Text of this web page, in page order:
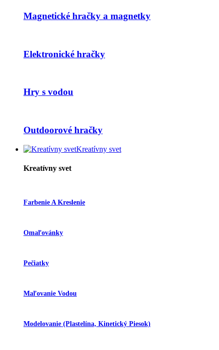
Magnetické hračky a magnetky
Elektronické hračky
Hry s vodou
Outdoorové hračky
Kreatívny svet
Kreatívny svet
Farbenie A Kreslenie
Omaľovánky
Pečiatky
Maľovanie Vodou
Modelovanie (plastelína, Kinetický Piesok)